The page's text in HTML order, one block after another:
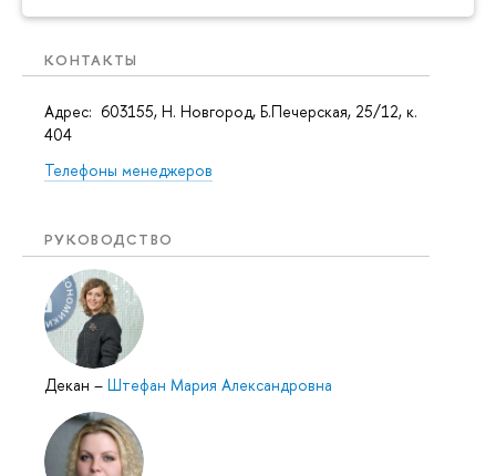
КОНТАКТЫ
Адрес: 603155, Н. Новгород, Б.Печерская, 25/12, к.
404
Телефоны менеджеров
РУКОВОДСТВО
Декан – Штефан Мария Александровна